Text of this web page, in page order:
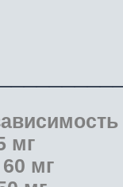
мг
мг